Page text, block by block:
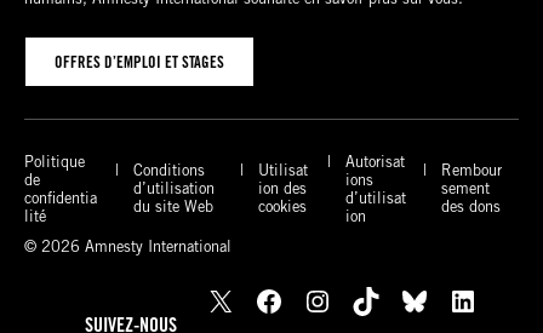
OFFRES D’EMPLOI ET STAGES
Politique
de
confidentia
lité
Conditions
d’utilisation
du site Web
Utilisat
ion des
cookies
Autorisat
ions
d’utilisat
ion
Rembour
sement
des dons
© 2026 Amnesty International
SUIVEZ-NOUS
X Facebook Instagram TikTok Bluesky
LinkedIn